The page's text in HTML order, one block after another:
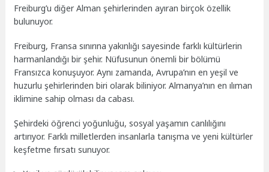
Freiburg’u diğer Alman şehirlerinden ayıran birçok özellik
bulunuyor.
Freiburg, Fransa sınırına yakınlığı sayesinde farklı kültürlerin
harmanlandığı bir şehir. Nüfusunun önemli bir bölümü
Fransızca konuşuyor. Aynı zamanda, Avrupa’nın en yeşil ve
huzurlu şehirlerinden biri olarak biliniyor. Almanya’nın en ılıman
iklimine sahip olması da cabası.
Şehirdeki öğrenci yoğunluğu, sosyal yaşamın canlılığını
artırıyor. Farklı milletlerden insanlarla tanışma ve yeni kültürler
keşfetme fırsatı sunuyor.